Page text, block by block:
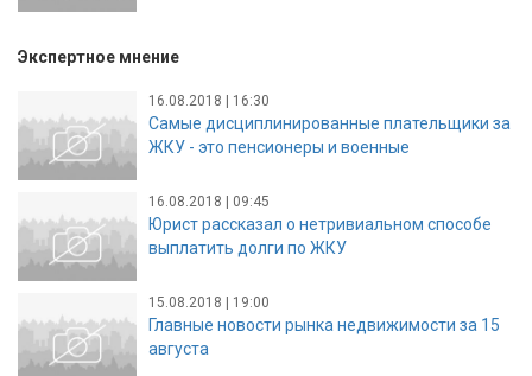
Экспертное мнение
16.08.2018 | 16:30
Самые дисциплинированные плательщики за
ЖКУ - это пенсионеры и военные
16.08.2018 | 09:45
Юрист рассказал о нетривиальном способе
выплатить долги по ЖКУ
15.08.2018 | 19:00
Главные новости рынка недвижимости за 15
августа